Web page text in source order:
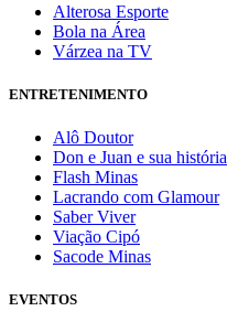
Alterosa Esporte
Bola na Área
Várzea na TV
ENTRETENIMENTO
Alô Doutor
Don e Juan e sua história
Flash Minas
Lacrando com Glamour
Saber Viver
Viação Cipó
Sacode Minas
EVENTOS